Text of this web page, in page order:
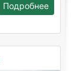
Подробнее